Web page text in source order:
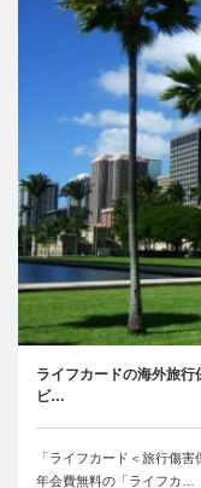
ライフカードの海外旅
ビ…
「ライフカード＜旅行傷
年会費無料の「ライフカ…